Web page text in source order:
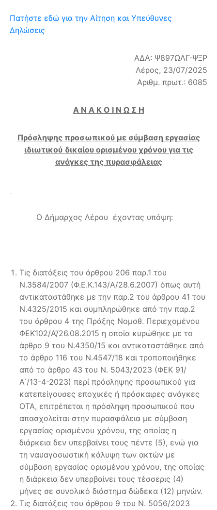
Πατήστε εδώ για την Αίτηση και Υπεύθυνες
Δηλώσεις
ΑΔΑ: Ψ897ΩΛΓ-ΨΞΡ
Λέρος, 23/07/2025
Αριθμ. πρωτ.: 6085
Α Ν Α Κ Ο Ι Ν Ω Σ Η
Πρόσληψης προσωπικού με σύμβαση εργασίας
ιδιωτικού δικαίου ορισμένου χρόνου για τις
ανάγκες της πυρασφάλειας
Ο Δήμαρχος Λέρου έχοντας υπόψη:
Tις διατάξεις του άρθρου 206 παρ.1 του
Ν.3584/2007 (Φ.Ε.Κ.143/Α/28.6.2007) όπως αυτή
αντικαταστάθηκε με την παρ.2 του άρθρου 41 του
Ν.4325/2015 και συμπληρώθηκε από την παρ.2
του άρθρου 4 της Πράξης Νομοθ. Περιεχομένου
ΦΕΚ102/Α’/26.08.2015 η οποία κυρώθηκε με το
άρθρο 9 του Ν.4350/15 και αντικαταστάθηκε από
το άρθρο 116 του Ν.4547/18 και τροποποιήθηκε
από το άρθρο 43 του Ν. 5043/2023 (ΦΕΚ 91/
Α΄/13-4-2023) περί πρόσληψης προσωπικού για
κατεπείγουσες εποχικές ή πρόσκαιρες ανάγκες
ΟΤΑ, επιτρέπεται η πρόσληψη προσωπικού που
απασχολείται στην πυρασφάλεια με σύμβαση
εργασίας ορισμένου χρόνου, της οποίας η
διάρκεια δεν υπερβαίνει τους πέντε (5), ενώ για
τη ναυαγοσωστική κάλυψη των ακτών με
σύμβαση εργασίας ορισμένου χρόνου, της οποίας
η διάρκεια δεν υπερβαίνει τους τέσσερις (4)
μήνες σε συνολικό διάστημα δώδεκα (12) μηνών.
Τις διατάξεις του άρθρου 9 του Ν. 5056/2023